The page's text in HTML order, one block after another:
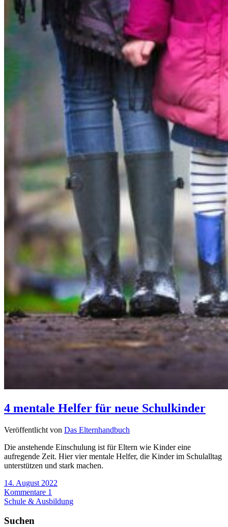
4 mentale Helfer für neue Schulkinder
Veröffentlicht von Das Elternhandbuch
Die anstehende Einschulung ist für Eltern wie Kinder eine
aufregende Zeit. Hier vier mentale Helfer, die Kinder im Schulalltag
unterstützen und stark machen.
14. August 2022
Kommentare 1
Schule & Ausbildung
Suchen